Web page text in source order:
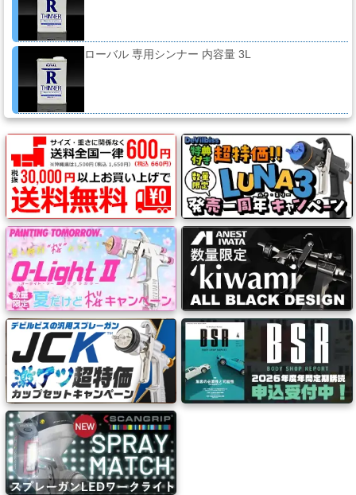
Brush
プ
レ
ー
ン
エ
ア
ブ
ラ
シ
コ
ン
プ
レ
ッ
サ
ー・
ローバル 専用シンナー 内容量 3L